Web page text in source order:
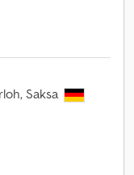
Saksa